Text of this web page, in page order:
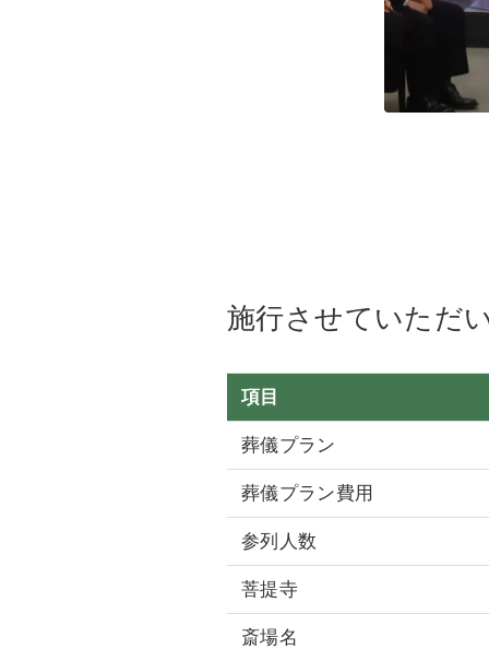
施行させていただ
項目
葬儀プラン
葬儀プラン費用
参列人数
菩提寺
斎場名